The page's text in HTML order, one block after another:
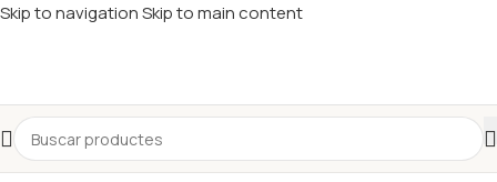
Skip to navigationSkip to main content